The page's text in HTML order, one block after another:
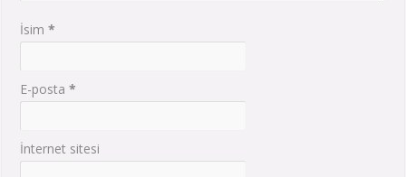
İsim*
E-posta*
İnternet sitesi